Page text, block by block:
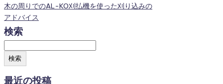
木の周りでのAL-KO刈払機を使った刈り込みの
アドバイス
検索
検索
最近の投稿